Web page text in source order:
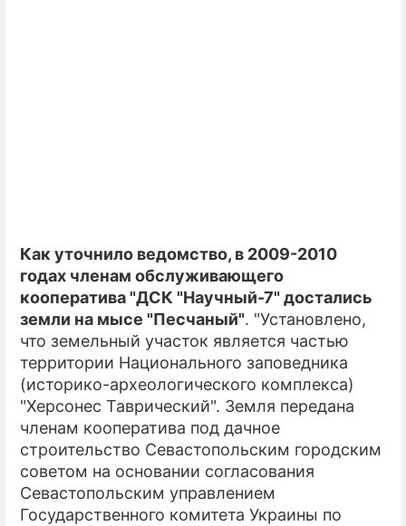
Как уточнило ведомство, в 2009-2010
годах членам обслуживающего
кооператива "ДСК "Научный-7" достались
земли на мысе "Песчаный". "Установлено,
что земельный участок является частью
территории Национального заповедника
(историко-археологического комплекса)
"Херсонес Таврический". Земля передана
членам кооператива под дачное
строительство Севастопольским городским
советом на основании согласования
Севастопольским управлением
Государственного комитета Украины по